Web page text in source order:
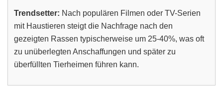
Trendsetter: Nach populären Filmen oder TV-Serien
mit Haustieren steigt die Nachfrage nach den
gezeigten Rassen typischerweise um 25-40%, was oft
zu unüberlegten Anschaffungen und später zu
überfüllten Tierheimen führen kann.